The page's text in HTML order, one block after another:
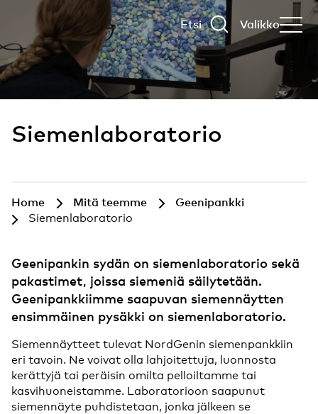
Etsi Valikko
Siemenlaboratorio
Home Mitä teemme Geenipankki
Siemenlaboratorio
Geenipankin sydän on siemenlaboratorio sekä
pakastimet, joissa siemeniä säilytetään.
Geenipankkiimme saapuvan siemennäytten
ensimmäinen pysäkki on siemenlaboratorio.
Siemennäytteet tulevat NordGenin siemenpankkiin
eri tavoin. Ne voivat olla lahjoitettuja, luonnosta
kerättyjä tai peräisin omilta pelloiltamme tai
kasvihuoneistamme. Laboratorioon saapunut
siemennäyte puhdistetaan, jonka jälkeen se